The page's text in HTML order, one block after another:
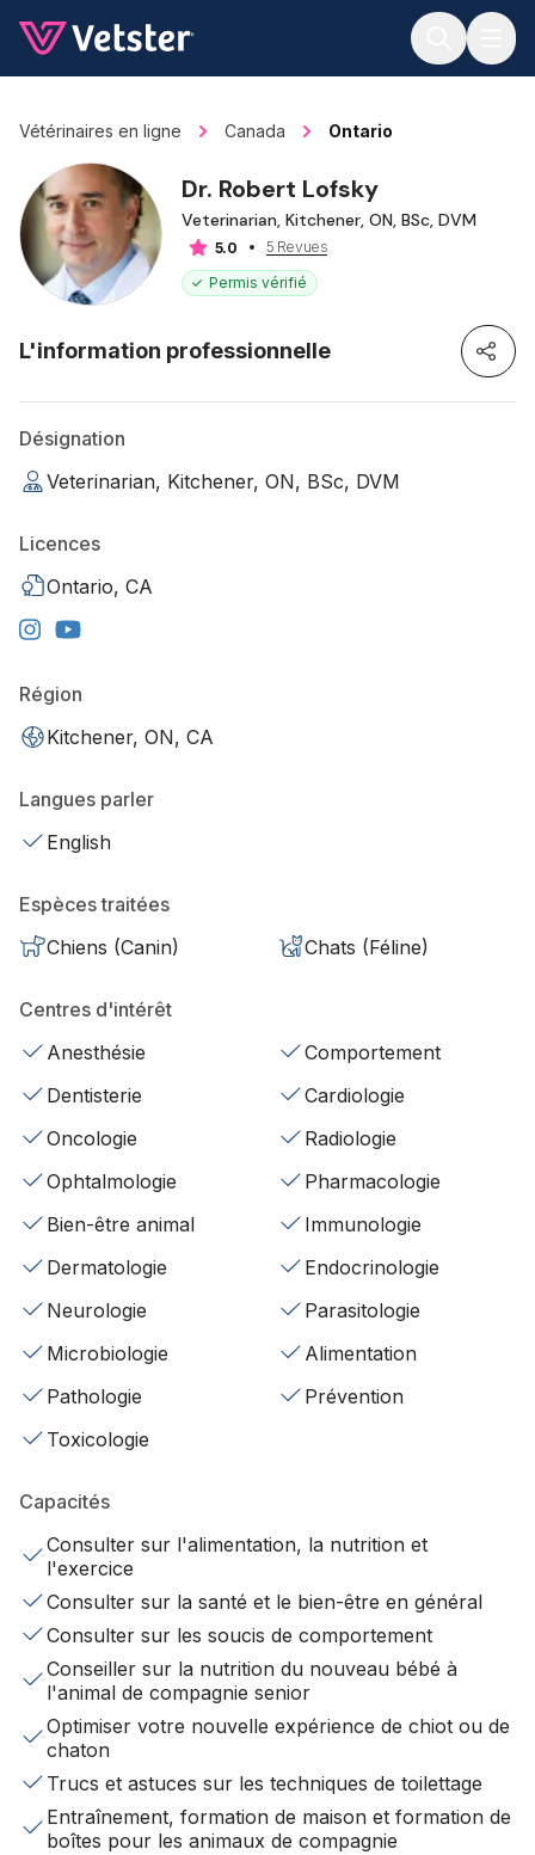
Vétérinaires en ligne Canada Ontario
Dr. Robert Lofsky
Veterinarian, Kitchener, ON, BSc, DVM
5.0
5 Revues
Permis vérifié
L'information professionnelle
Désignation
Veterinarian, Kitchener, ON, BSc, DVM
Licences
Ontario, CA
Région
Kitchener, ON, CA
Langues parler
English
Espèces traitées
Chiens (Canin)
Chats (Féline)
Centres d'intérêt
Anesthésie
Comportement
Dentisterie
Cardiologie
Oncologie
Radiologie
Ophtalmologie
Pharmacologie
Bien-être animal
Immunologie
Dermatologie
Endocrinologie
Neurologie
Parasitologie
Microbiologie
Alimentation
Pathologie
Prévention
Toxicologie
Capacités
Consulter sur l'alimentation, la nutrition et
l'exercice
Consulter sur la santé et le bien-être en général
Consulter sur les soucis de comportement
Conseiller sur la nutrition du nouveau bébé à
l'animal de compagnie senior
Optimiser votre nouvelle expérience de chiot ou de
chaton
Trucs et astuces sur les techniques de toilettage
Entraînement, formation de maison et formation de
boîtes pour les animaux de compagnie